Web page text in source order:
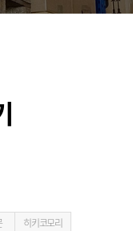
히키코모리